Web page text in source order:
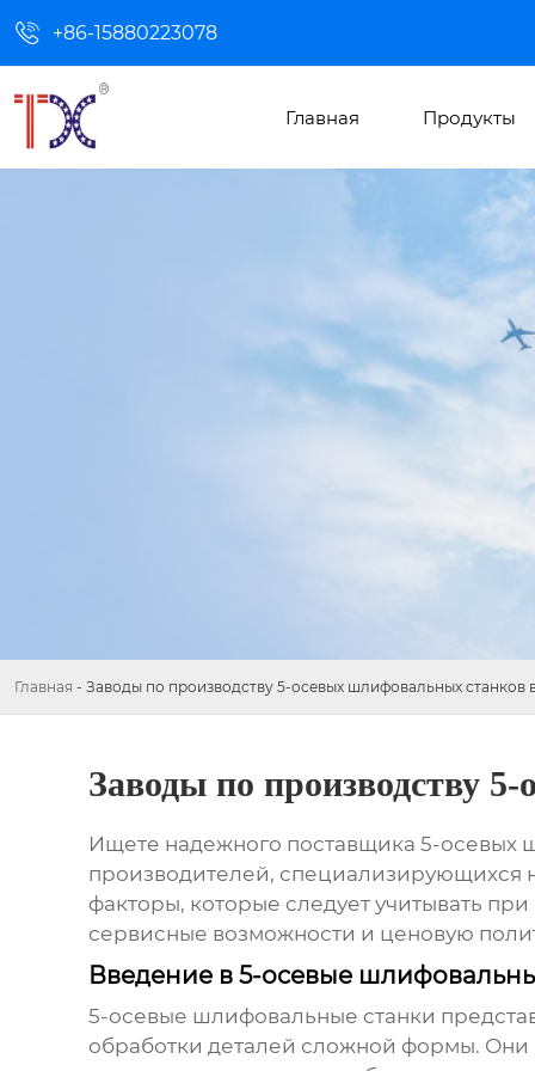
 +86-15880223078
Главная Продукты
Главная - Заводы по производству 5-осевых шлифовальных станков
Заводы по производству
Ищете надежного поставщика 5-осевых
производителей, специализирующихся
факторы, которые следует учитывать
сервисные возможности и ценовую
Введение в 5-осевые
5-осевые шлифовальные станки
обработки деталей сложной формы. Они